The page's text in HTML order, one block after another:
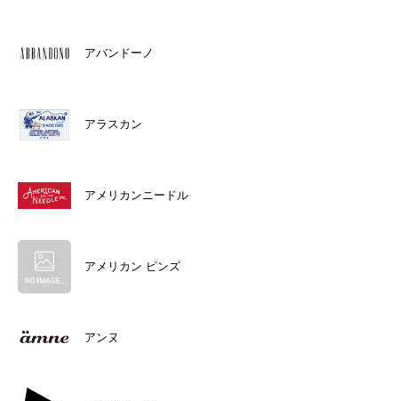
アバンドーノ
アラスカン
アメリカンニードル
アメリカン ピンズ
アンヌ